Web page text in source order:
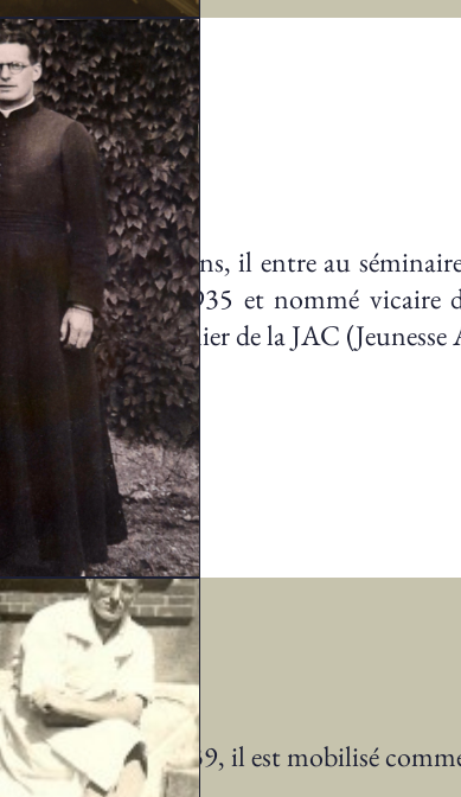
À 18 ans, il entre au
juin 1935 et nommé vicaire
aumônier de la JAC
En 1939, il est mobilisé